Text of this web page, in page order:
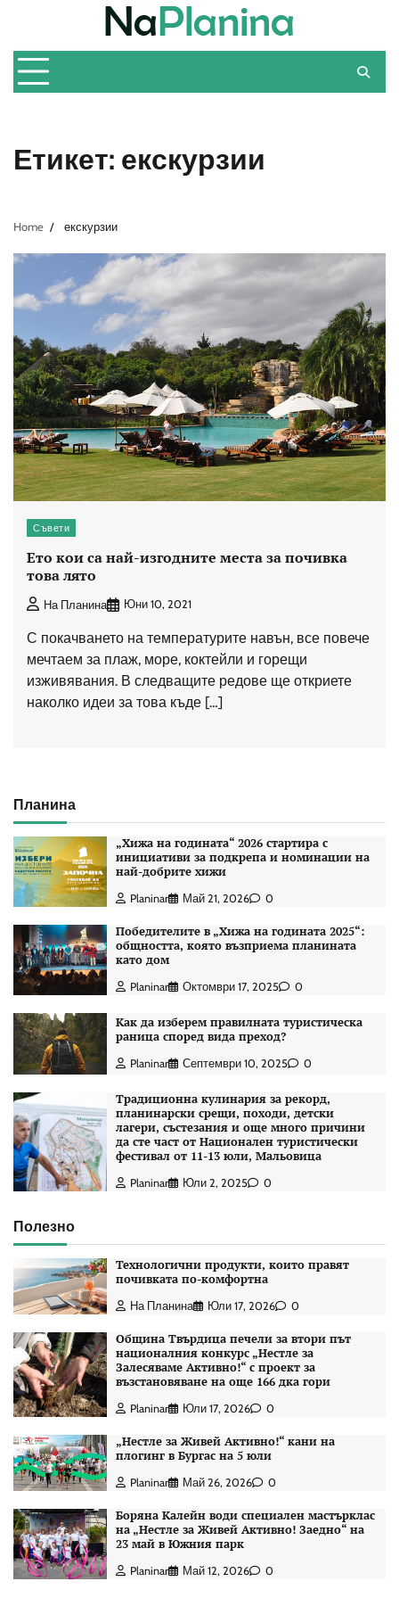
content
Етикет: екскурзии
Home екскурзии
Съвети
Ето кои са най-изгодните места за почивка
това лято
На Планина Юни 10, 2021
С покачването на температурите навън, все повече
мечтаем за плаж, море, коктейли и горещи
изживявания. В следващите редове ще откриете
наколко идеи за това къде […]
Планина
„Хижа на годината“ 2026 стартира с
инициативи за подкрепа и номинации на
най-добрите хижи
Planinar Май 21, 2026 0
Победителите в „Хижа на годината 2025“:
общността, която възприема планината
като дом
Planinar Октомври 17, 2025 0
Как да изберем правилната туристическа
раница според вида преход?
Planinar Септември 10, 2025 0
Традиционна кулинария за рекорд,
планинарски срещи, походи, детски
лагери, състезания и още много причини
да сте част от Национален туристически
фестивал от 11-13 юли, Мальовица
Planinar Юли 2, 2025 0
Полезно
Технологични продукти, които правят
почивката по-комфортна
На Планина Юли 17, 2026 0
Община Твърдица печели за втори път
националния конкурс „Нестле за
Залесяваме Активно!“ с проект за
възстановяване на още 166 дка гори
Planinar Юли 17, 2026 0
„Нестле за Живей Активно!“ кани на
плогинг в Бургас на 5 юли
Planinar Май 26, 2026 0
Боряна Калейн води специален мастърклас
на „Нестле за Живей Активно! Заедно“ на
23 май в Южния парк
Planinar Май 12, 2026 0